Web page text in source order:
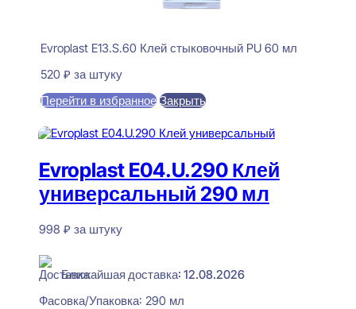
Evroplast E13.S.60 Клей стыковочный PU 60 мл
520 ₽ за штуку
Перейти в избранное Закрыть
Evroplast E04.U.290 Клей
универсальный 290 мл
998 ₽ за штуку
Ближайшая доставка: 12.08.2026
Фасовка/Упаковка: 290 мл